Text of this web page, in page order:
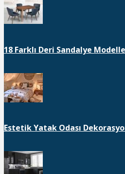
18 Farklı Deri Sandalye
Estetik Yatak Odası